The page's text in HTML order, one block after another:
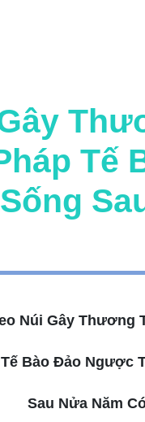
Tế
Núi Gây Thương
Bào Đảo Ngược
Sau Nửa Năm